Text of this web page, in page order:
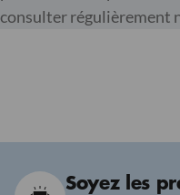
consulter régulièrement
Soyez les